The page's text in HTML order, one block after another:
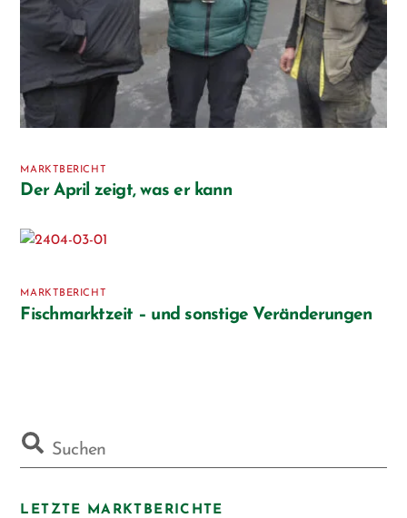
MARKTBERICHT
Der April zeigt, was er kann
MARKTBERICHT
Fischmarktzeit – und sonstige Veränderungen
LETZTE MARKTBERICHTE